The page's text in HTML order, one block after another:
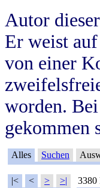
Autor
Er weist
von einer
worden.
gekommen
Alles Suchen
|< < > >| 3380